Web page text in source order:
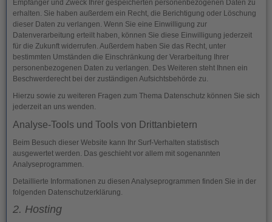
Empfänger und Zweck Ihrer gespeicherten personenbezogenen Daten zu
erhalten. Sie haben außerdem ein Recht, die Berichtigung oder Löschung
dieser Daten zu verlangen. Wenn Sie eine Einwilligung zur
Datenverarbeitung erteilt haben, können Sie diese Einwilligung jederzeit
für die Zukunft widerrufen. Außerdem haben Sie das Recht, unter
bestimmten Umständen die Einschränkung der Verarbeitung Ihrer
personenbezogenen Daten zu verlangen. Des Weiteren steht Ihnen ein
Beschwerderecht bei der zuständigen Aufsichtsbehörde zu.
Hierzu sowie zu weiteren Fragen zum Thema Datenschutz können Sie sich
jederzeit an uns wenden.
Analyse-Tools und Tools von Dritt­anbietern
Beim Besuch dieser Website kann Ihr Surf-Verhalten statistisch
ausgewertet werden. Das geschieht vor allem mit sogenannten
Analyseprogrammen.
Detaillierte Informationen zu diesen Analyseprogrammen finden Sie in der
folgenden Datenschutzerklärung.
2. Hosting